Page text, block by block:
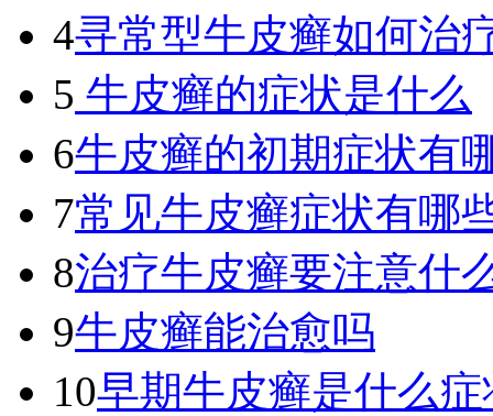
4寻常型牛皮癣如何治
5 牛皮癣的症状是什么
6牛皮癣的初期症状有
7常见牛皮癣症状有哪
8治疗牛皮癣要注意什
9牛皮癣能治愈吗
10早期牛皮癣是什么症